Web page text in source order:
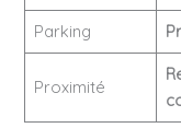
Parking
Proximité